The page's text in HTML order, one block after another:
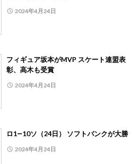
2024年4月24日
フィギュア坂本がMVP スケート連盟表
彰、高木も受賞
2024年4月24日
ロ1―10ソ（24日） ソフトバンクが大勝
2024年4月24日